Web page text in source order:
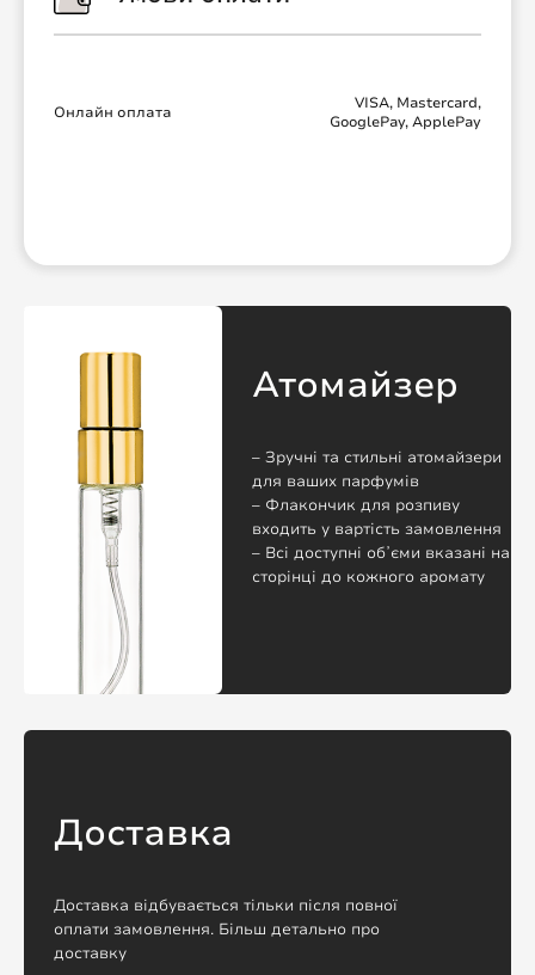
Онлайн оплата
VISA, Mastercard,
GooglePay, ApplePay
Атомайзер
– Зручні та стильні атомайзери
для ваших парфумів
– Флакончик для розпиву
входить у вартість замовлення
– Всі доступні обʼєми вказані на
сторінці до кожного аромату
Доставка
Доставка відбувається тільки після повної
оплати замовлення. Більш детально про
доставку